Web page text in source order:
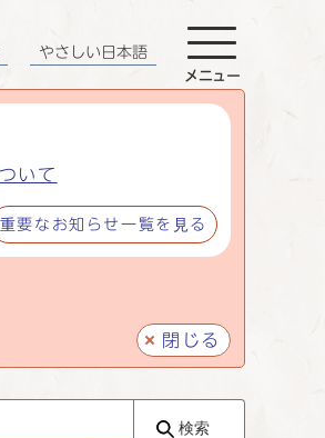
いて
重要なお知らせ一覧を見る
閉じる
やさしい日本語
メニュー
検索